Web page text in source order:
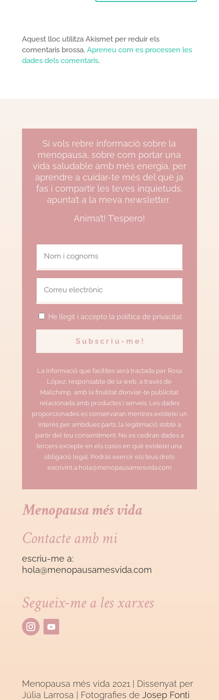
Aquest lloc utilitza Akismet per reduir els
comentaris brossa. Apreneu com es processen les
dades dels comentaris.
Si vols rebre informació sobre la
menopausa, sobre com portar una
vida saludable amb més energia, per
aprendre a cuidar-te més del què ja
fas i compartir les teves inquietuds,
apunta’t a la meva newsletter.
Anima’t! T’espero!
He llegit i accepto la política de privacitat
La informació que facilites serà tractada per Rosa
López, responsable de la web, a través de
Mailchimp, amb la finalitat d’enviar-te publicitat
relacionada amb productes i serveis. Les dades
proporcionades es conservaran mentres existeixi un
interès per ambdues parts. la legitimació s’obté a
partir del teu consentiment. No es cediran dades a
tercers excepte en els casos en què existeixi una
obligació legal. Podràs exercir els teus drets
escrivint a hola@menopausamesvida.com
Menopausa més vida
Contacte amb mi
escriu-me a:
hola@menopausamesvida.com
Segueix-me a les xarxes
Menopausa més vida 2021 | Dissenyat per
Júlia Larrosa | Fotografies de Josep Fonti